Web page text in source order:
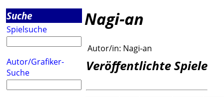
Suche
Spielsuche
Autor/Grafiker-
Suche
Nagi-an
Autor/in: Nagi-an
Veröffentlichte Spiele